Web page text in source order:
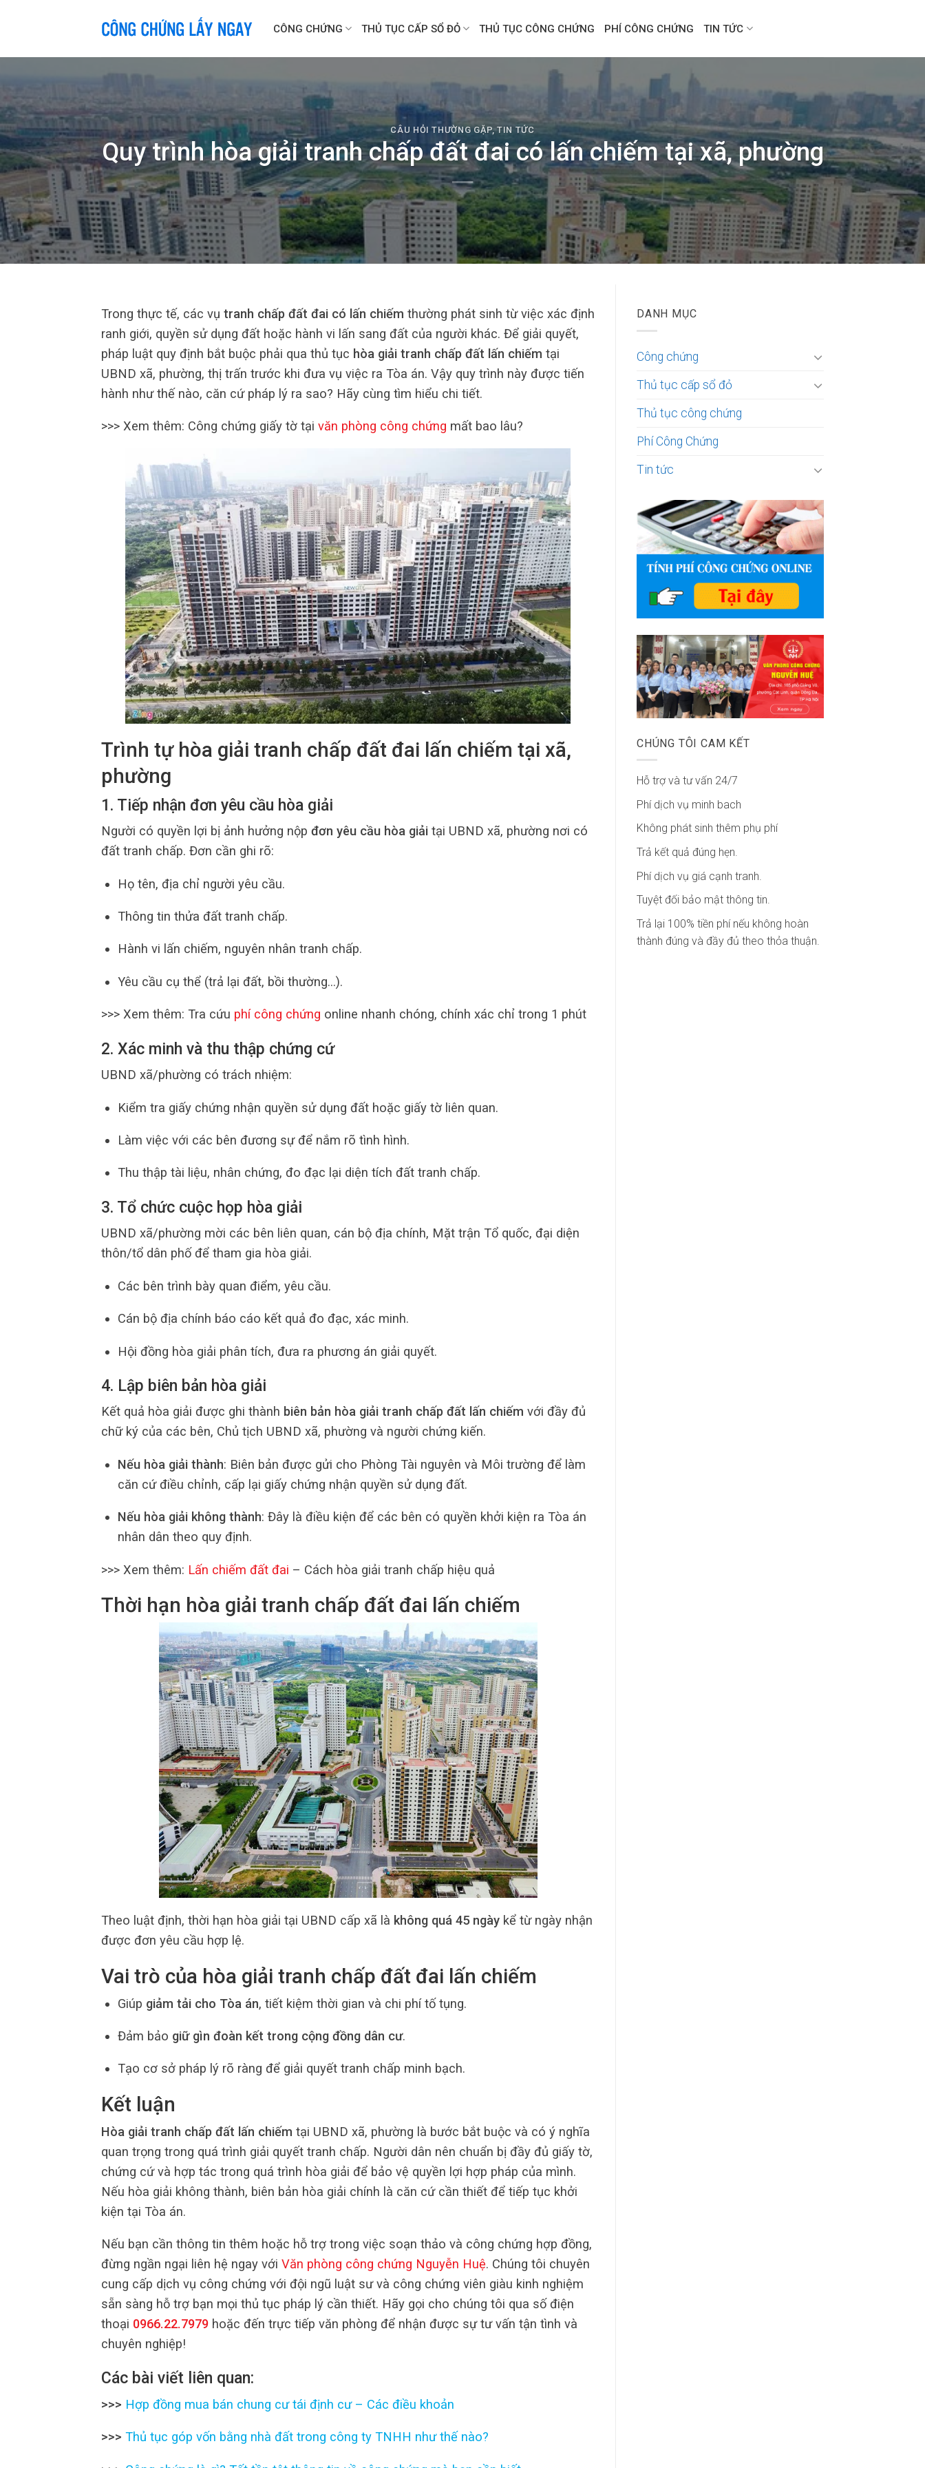
CÔNG CHỨNG THỦ TỤC CẤP SỔ ĐỎ THỦ TỤC CÔNG CHỨNG PHÍ CÔNG CHỨNG TIN TỨC
CÂU HỎI THƯỜNG GẶP,TIN TỨC
Quy trình hòa giải tranh chấp đất đai có lấn chiếm tại xã, phường
Trong thực tế, các vụ tranh chấp đất đai có lấn chiếm thường phát sinh từ việc xác định
ranh giới, quyền sử dụng đất hoặc hành vi lấn sang đất của người khác. Để giải quyết,
pháp luật quy định bắt buộc phải qua thủ tục hòa giải tranh chấp đất lấn chiếm tại
UBND xã, phường, thị trấn trước khi đưa vụ việc ra Tòa án. Vậy quy trình này được tiến
hành như thế nào, căn cứ pháp lý ra sao? Hãy cùng tìm hiểu chi tiết.
>>> Xem thêm: Công chứng giấy tờ tại văn phòng công chứng mất bao lâu?
Trình tự hòa giải tranh chấp đất đai lấn chiếm tại xã,
phường
1. Tiếp nhận đơn yêu cầu hòa giải
Người có quyền lợi bị ảnh hưởng nộp đơn yêu cầu hòa giải tại UBND xã, phường nơi có
đất tranh chấp. Đơn cần ghi rõ:
Họ tên, địa chỉ người yêu cầu.
Thông tin thửa đất tranh chấp.
Hành vi lấn chiếm, nguyên nhân tranh chấp.
Yêu cầu cụ thể (trả lại đất, bồi thường…).
>>> Xem thêm: Tra cứu phí công chứng online nhanh chóng, chính xác chỉ trong 1 phút
2. Xác minh và thu thập chứng cứ
UBND xã/phường có trách nhiệm:
Kiểm tra giấy chứng nhận quyền sử dụng đất hoặc giấy tờ liên quan.
Làm việc với các bên đương sự để nắm rõ tình hình.
Thu thập tài liệu, nhân chứng, đo đạc lại diện tích đất tranh chấp.
3. Tổ chức cuộc họp hòa giải
UBND xã/phường mời các bên liên quan, cán bộ địa chính, Mặt trận Tổ quốc, đại diện
thôn/tổ dân phố để tham gia hòa giải.
Các bên trình bày quan điểm, yêu cầu.
Cán bộ địa chính báo cáo kết quả đo đạc, xác minh.
Hội đồng hòa giải phân tích, đưa ra phương án giải quyết.
4. Lập biên bản hòa giải
Kết quả hòa giải được ghi thành biên bản hòa giải tranh chấp đất lấn chiếm với đầy đủ
chữ ký của các bên, Chủ tịch UBND xã, phường và người chứng kiến.
Nếu hòa giải thành: Biên bản được gửi cho Phòng Tài nguyên và Môi trường để làm
căn cứ điều chỉnh, cấp lại giấy chứng nhận quyền sử dụng đất.
Nếu hòa giải không thành: Đây là điều kiện để các bên có quyền khởi kiện ra Tòa án
nhân dân theo quy định.
>>> Xem thêm: Lấn chiếm đất đai – Cách hòa giải tranh chấp hiệu quả
Thời hạn hòa giải tranh chấp đất đai lấn chiếm
Theo luật định, thời hạn hòa giải tại UBND cấp xã là không quá 45 ngày kể từ ngày nhận
được đơn yêu cầu hợp lệ.
Vai trò của hòa giải tranh chấp đất đai lấn chiếm
Giúp giảm tải cho Tòa án, tiết kiệm thời gian và chi phí tố tụng.
Đảm bảo giữ gìn đoàn kết trong cộng đồng dân cư.
Tạo cơ sở pháp lý rõ ràng để giải quyết tranh chấp minh bạch.
Kết luận
Hòa giải tranh chấp đất lấn chiếm tại UBND xã, phường là bước bắt buộc và có ý nghĩa
quan trọng trong quá trình giải quyết tranh chấp. Người dân nên chuẩn bị đầy đủ giấy tờ,
chứng cứ và hợp tác trong quá trình hòa giải để bảo vệ quyền lợi hợp pháp của mình.
Nếu hòa giải không thành, biên bản hòa giải chính là căn cứ cần thiết để tiếp tục khởi
kiện tại Tòa án.
Nếu bạn cần thông tin thêm hoặc hỗ trợ trong việc soạn thảo và công chứng hợp đồng,
đừng ngần ngại liên hệ ngay với Văn phòng công chứng Nguyễn Huệ. Chúng tôi chuyên
cung cấp dịch vụ công chứng với đội ngũ luật sư và công chứng viên giàu kinh nghiệm
sẵn sàng hỗ trợ bạn mọi thủ tục pháp lý cần thiết. Hãy gọi cho chúng tôi qua số điện
thoại 0966.22.7979 hoặc đến trực tiếp văn phòng để nhận được sự tư vấn tận tình và
chuyên nghiệp!
Các bài viết liên quan:
>>> Hợp đồng mua bán chung cư tái định cư – Các điều khoản
>>> Thủ tục góp vốn bằng nhà đất trong công ty TNHH như thế nào?
DANH MỤC
Công chứng
Thủ tục cấp sổ đỏ
Thủ tục công chứng
Phí Công Chứng
Tin tức
CHÚNG TÔI CAM KẾT
Hỗ trợ và tư vấn 24/7
Phí dịch vụ minh bach
Không phát sinh thêm phụ phí
Trả kết quả đúng hẹn.
Phí dịch vụ giá cạnh tranh.
Tuyệt đối bảo mật thông tin.
Trả lại 100% tiền phí nếu không hoàn
thành đúng và đầy đủ theo thỏa thuận.